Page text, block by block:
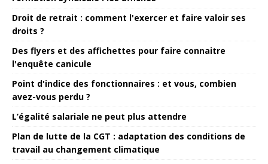
Droit de retrait : comment l'exercer et faire valoir ses
droits ?
Des flyers et des affichettes pour faire connaitre
l'enquête canicule
Point d'indice des fonctionnaires : et vous, combien
avez-vous perdu ?
L’égalité salariale ne peut plus attendre
Plan de lutte de la CGT : adaptation des conditions de
travail au changement climatique